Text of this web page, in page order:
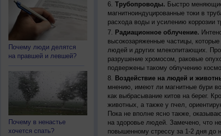
Почему люди делятся
на правшей и левшей?
Почему в ненастье
хочется спать?
Трубопроводы. Быстро
магнитноиндуцированные токи в
расхода воды и усилению коррозии
Радиационное облучение.
высокозаряженные частицы,
людей и других млекопитающих.
разрушение хромосом, раковые
подвержены такому облучению
Воздействие на людей и
мнению, имеют ли магнитные бури
как выбрасывание китов на берег.
животных, а также у пчел,
Пока не вполне ясно также,
на здоровье людей. Замечено, что
повышенному стрессу за 1-2 дня до